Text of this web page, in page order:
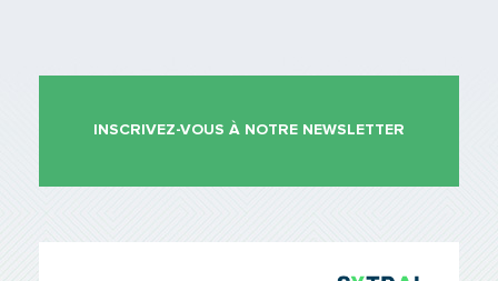
INSCRIVEZ-VOUS À NOTRE NEWSLETTER